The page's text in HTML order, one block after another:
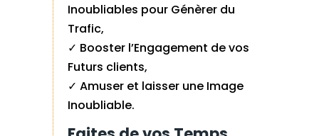
Inoubliables pour Génèrer du
Trafic,
✓ Booster l’Engagement de vos
Futurs clients,
✓ Amuser et laisser une Image
Inoubliable.